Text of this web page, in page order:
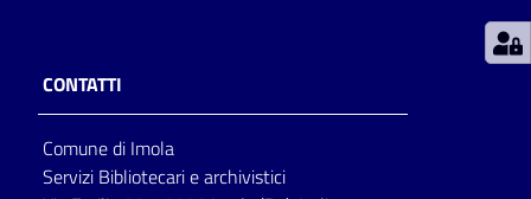
per
lettura
CONTATTI
Comune di Imola
Servizi Bibliotecari e archivistici